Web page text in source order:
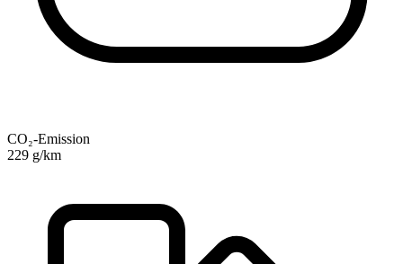
CO₂-Emission
229 g/km